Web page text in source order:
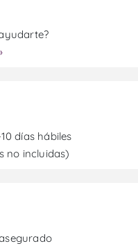
días hábiles
no incluidas)